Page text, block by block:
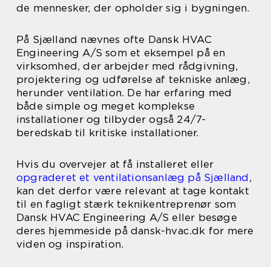
de mennesker, der opholder sig i bygningen.
På Sjælland nævnes ofte Dansk HVAC
Engineering A/S som et eksempel på en
virksomhed, der arbejder med rådgivning,
projektering og udførelse af tekniske anlæg,
herunder ventilation. De har erfaring med
både simple og meget komplekse
installationer og tilbyder også 24/7-
beredskab til kritiske installationer.
Hvis du overvejer at få installeret eller
opgraderet et ventilationsanlæg på Sjælland ,
kan det derfor være relevant at tage kontakt
til en fagligt stærk teknikentreprenør som
Dansk HVAC Engineering A/S eller besøge
deres hjemmeside på dansk-hvac.dk for mere
viden og inspiration.